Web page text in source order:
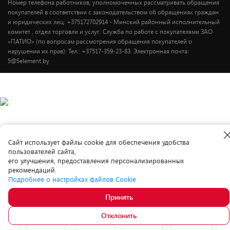
Номер телефона работников, уполномоченных рассматривать обращения
покупателей в соответствии с законодательством об обращениях граждан
и юридических лиц: +375172702914 - Минский районный исполнительный
комитет , отдел торговли и услуг. Служба по работе с покупателями ЗАО
«ПАТИО» (по вопросам рассмотрения обращения покупателей о
нарушении их прав): Тел.: +37517-359-23-83. Электронная почта:
5@5element.by
3 399.00 В корзину
Cайт использует файлы cookie для обеспечения удобства
пользователей сайта,
его улучшения, предоставления персонализированных
рекомендаций.
Отклонить
Принять
Подробнее о настройках файлов Cookie